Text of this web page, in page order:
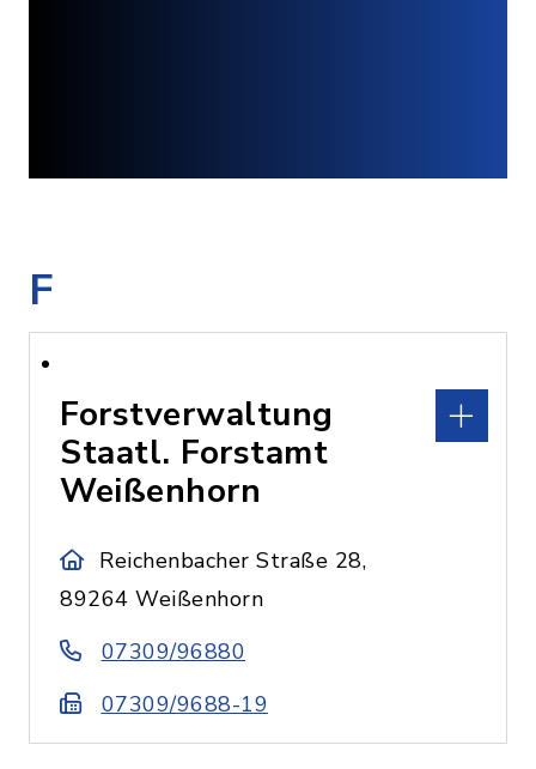
F
Forstverwaltung
Staatl. Forstamt
Weißenhorn
Reichenbacher Straße 28,
89264 Weißenhorn
07309/96880
07309/9688-19